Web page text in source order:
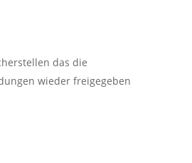
das die
wieder freigegeben